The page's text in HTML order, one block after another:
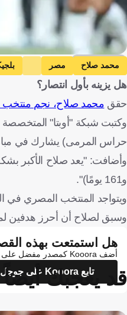
Getty Images
محمد صلاح مصر
هل يزينه بأول انتصار؟
حقق محمد صلاح، نجم
وكتبت شبكة "أوبتا" المتخصصة
حراس المرمى) يشارك في مباراة
و161 يومًا)".
ويتواجد المنتخب المصري في
وسبق لصلاح أن أحرز هدفين لمنتخب مصر في مونديال 2018، لكن لا
هل استمتعت بهذه
أضف Kooora كمصدر مفضل على جوجل للاطلاع على المزيد من تقاريرنا
تابع Kooora على جوجل
قد يعجبك أيضاً